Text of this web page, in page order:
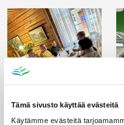
Tämä sivusto käyttää evästeitä
Käytämme evästeitä